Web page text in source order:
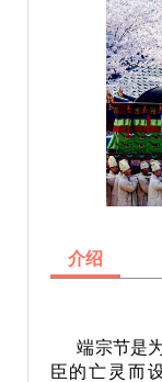
介绍
端宗节是为
臣的亡灵而